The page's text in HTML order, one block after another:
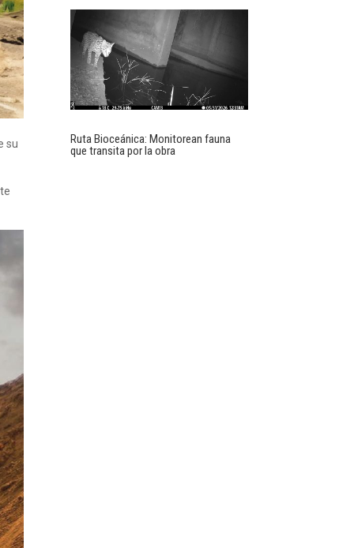
su
Ruta Bioceánica: Monitorean fauna
que transita por la obra